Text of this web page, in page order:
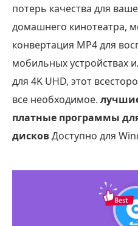
потерь качества для
домашнего кинотеатра,
конвертация MP4 для
мобильных устройствах
для 4K UHD, этот
все необходимое.
платные программы
дисковДоступно для